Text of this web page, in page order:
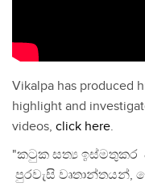
Vikalpa has produced
highlight and
videos, click here.
"කටුක සත්‍ය ඉස්මතුකර
පුරවැසි වෘතාන්තයන්,